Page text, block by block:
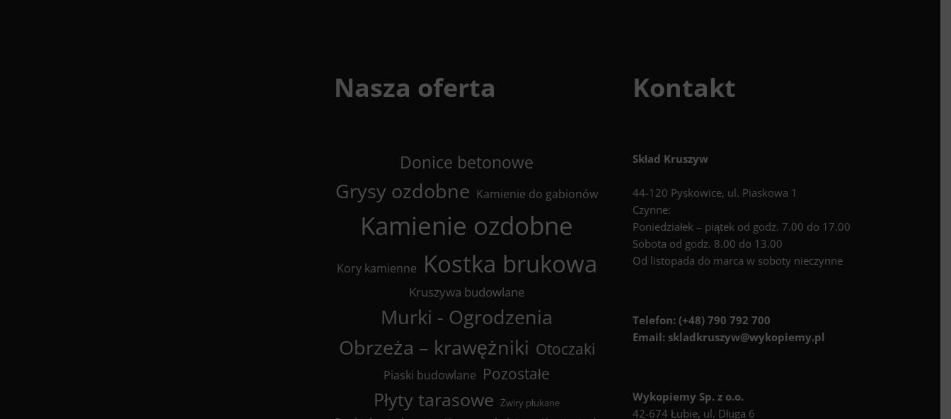
Nasza oferta
Donice betonowe
Grysy ozdobne Kamienie do gabionów
Kamienie ozdobne
Kory kamienne Kostka brukowa
Kruszywa budowlane
Murki - Ogrodzenia
Obrzeża – krawężniki Otoczaki
Piaski budowlane Pozostałe
Płyty tarasowe Żwiry płukane
Kontakt
Skład Kruszyw
44-120 Pyskowice, ul. Piaskowa 1
Czynne:
Poniedziałek – piątek od godz. 7.00 do 17.00
Sobota od godz. 8.00 do 13.00
Od listopada do marca w soboty nieczynne
Telefon: (+48) 790 792 700
Email: skladkruszyw@wykopiemy.pl
Wykopiemy Sp. z o.o.
42-674 Łubie, ul. Długa 6